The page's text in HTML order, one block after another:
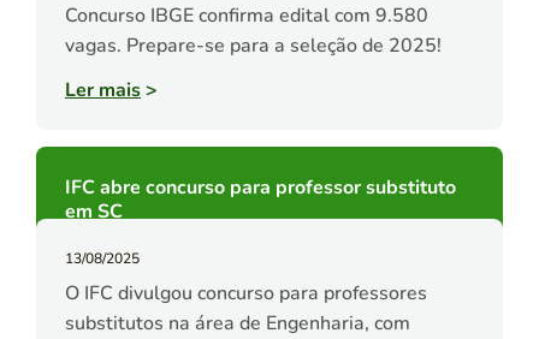
Concurso IBGE confirma edital com 9.580
vagas. Prepare-se para a seleção de 2025!
Ler mais>
IFC abre concurso para professor substituto
em SC
13/08/2025
O IFC divulgou concurso para professores
substitutos na área de Engenharia, com